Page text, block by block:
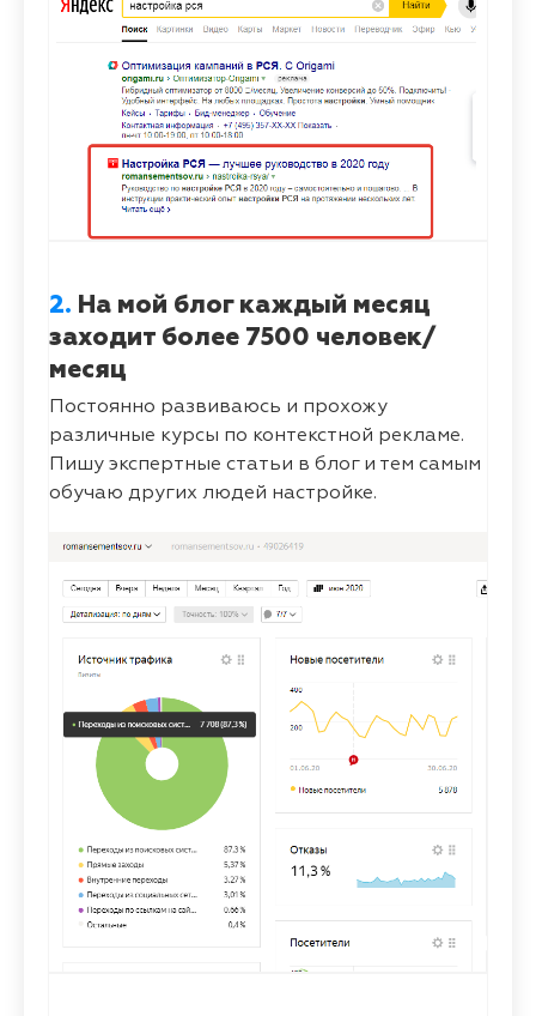
2. На мой блог каждый месяц
заходит более 7500 человек/
месяц
Постоянно развиваюсь и прохожу
различные курсы по контекстной рекламе.
Пишу экспертные статьи в блог и тем самым
обучаю других людей настройке.